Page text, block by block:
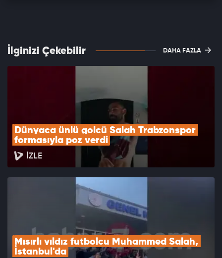
İlginizi Çekebilir DAHA FAZLA
Dünyaca ünlü golcü Salah Trabzonspor
formasıyla poz verdi
İZLE
Mısırlı yıldız futbolcu Muhammed Salah,
İstanbul'da